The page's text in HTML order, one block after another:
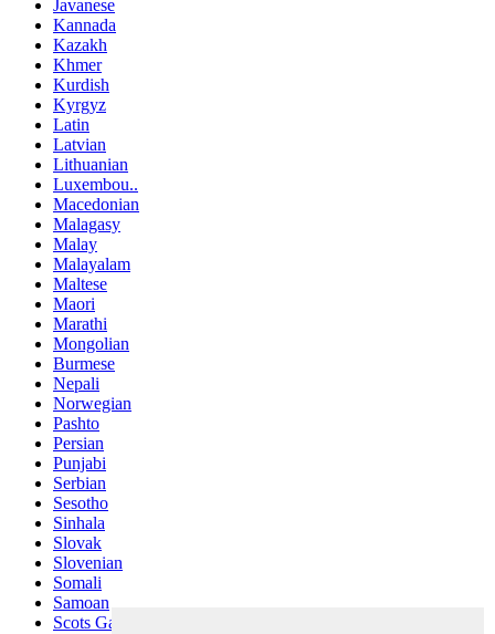
Javanese
Kannada
Kazakh
Khmer
Kurdish
Kyrgyz
Latin
Latvian
Lithuanian
Luxembou..
Macedonian
Malagasy
Malay
Malayalam
Maltese
Maori
Marathi
Mongolian
Burmese
Nepali
Norwegian
Pashto
Persian
Punjabi
Serbian
Sesotho
Sinhala
Slovak
Slovenian
Somali
Samoan
Scots Gaelic